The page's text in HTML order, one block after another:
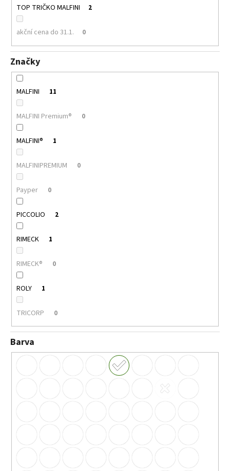
TOP TRIČKO MALFINI 2
akční cena do 31.1. 0
Značky
MALFINI 11
MALFINI Premium® 0
MALFINI® 1
MALFINIPREMIUM 0
Payper 0
PICCOLIO 2
RIMECK 1
RIMECK® 0
ROLY 1
TRICORP 0
Barva